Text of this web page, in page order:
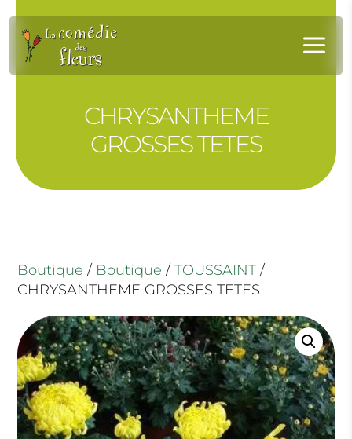
a
CHRYSANTHEME
GROSSES TETES
Boutique / Boutique /TOUSSAINT /
CHRYSANTHEME GROSSES TETES